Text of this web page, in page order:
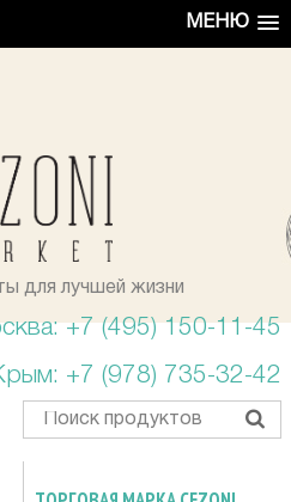
МЕНЮ
для лучшей жизни
+7 (495) 150-11-45
+7 (978) 735-32-42